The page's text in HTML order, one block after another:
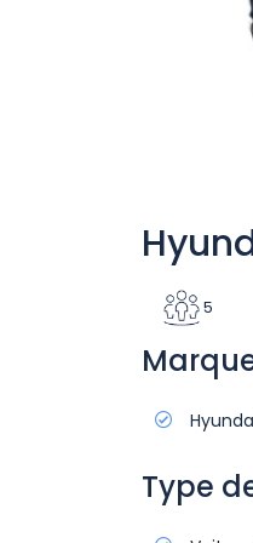
5
Type